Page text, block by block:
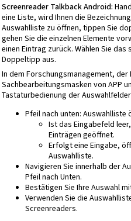
Screenreader Talkback Android:
eine Liste, wird Ihnen die
Auswahlliste zu öffnen, tippen Sie
gehen Sie die einzelnen Elemente
einen Eintrag zurück. Wählen Sie
Doppeltipp aus.
In dem Forschungsmanagement, der
Sachbearbeitungsmasken von APP
Tastaturbedienung der
Pfeil nach unten: Auswahlliste
Ist das Eingabefeld
Einträgen geöffnet.
Erfolgt eine Eingabe,
Auswahlliste.
Navigieren Sie innerhalb der
Pfeil nach Unten.
Bestätigen Sie Ihre Auswahl
Verwenden Sie die
Screenreaders.